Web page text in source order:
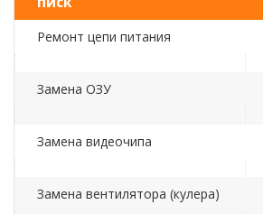
Ремонт цепи питания
Замена ОЗУ
Замена видеочипа
Замена вентилятора (кулера)